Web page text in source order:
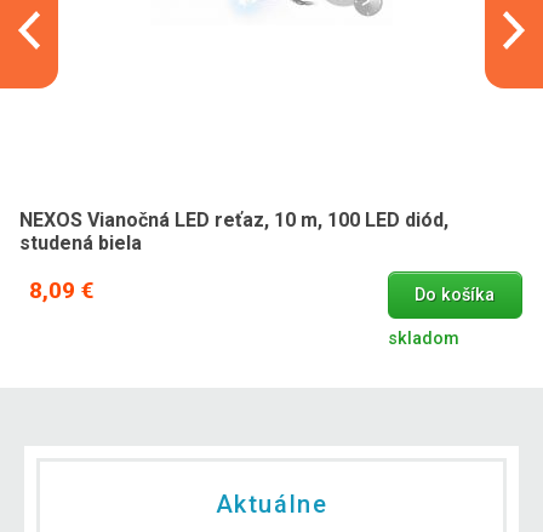
NEXOS Vianočná LED reťaz, 10 m, 100 LED diód,
studená biela
8,09 € Do košíka
skladom
Aktuálne